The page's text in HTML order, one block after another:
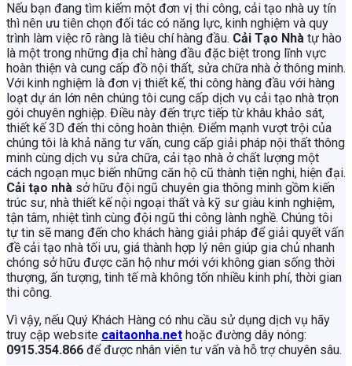
Nếu bạn đang tìm kiếm một đơn vị thi công, cải tạo nhà uy tín
thì nên ưu tiên chọn đối tác có năng lực, kinh nghiệm và quy
trình làm việc rõ ràng là tiêu chí hàng đầu. Cải Tạo Nhà tự hào
là một trong những địa chỉ hàng đầu đặc biệt trong lĩnh vực
hoàn thiện và cung cấp đồ nội thất, sửa chữa nhà ở thông minh.
Với kinh nghiệm là đơn vị thiết kế, thi công hàng đầu với hàng
loạt dự án lớn nên chúng tôi cung cấp dịch vụ cải tạo nhà trọn
gói chuyên nghiệp. Điều này đến trực tiếp từ khâu khảo sát,
thiết kế 3D đến thi công hoàn thiện. Điểm mạnh vượt trội của
chúng tôi là khả năng tư vấn, cung cấp giải pháp nội thất thông
minh cùng dịch vụ sửa chữa, cải tạo nhà ở chất lượng một
cách ngoạn mục biến những căn hộ cũ thành tiện nghi, hiện đại.
Cải tạo nhà sở hữu đội ngũ chuyên gia thông minh gồm kiến
trúc sư, nhà thiết kế nội ngoại thất và kỹ sư giàu kinh nghiệm,
tận tâm, nhiệt tình cùng đội ngũ thi công lành nghề. Chúng tôi
tự tin sẽ mang đến cho khách hàng giải pháp để giải quyết vấn
đề cải tạo nhà tối ưu, giá thành hợp lý nên giúp gia chủ nhanh
chóng sở hữu được căn hộ như mới với không gian sống thời
thượng, ấn tượng, tinh tế mà không tốn nhiều kinh phí, thời gian
thi công.
Vì vậy, nếu Quý Khách Hàng có nhu cầu sử dụng dịch vụ hãy
truy cập website caitaonha.net hoặc đường dây nóng:
0915.354.866 để được nhân viên tư vấn và hỗ trợ chuyên sâu.